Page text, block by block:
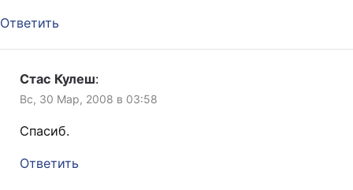
Ответить
Стас Кулеш:
Вс, 30 Мар, 2008 в 03:58
Спасиб.
Ответить